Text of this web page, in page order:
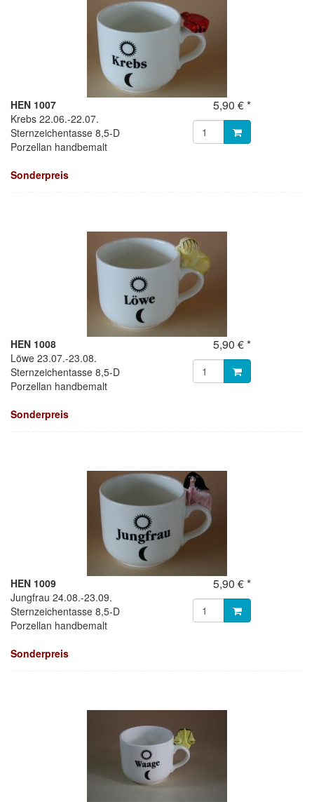
HEN 1007
Krebs 22.06.-22.07.
Sternzeichentasse 8,5-D
Porzellan handbemalt
Sonderpreis
5,90 € *
HEN 1008
Löwe 23.07.-23.08.
Sternzeichentasse 8,5-D
Porzellan handbemalt
Sonderpreis
5,90 € *
HEN 1009
Jungfrau 24.08.-23.09.
Sternzeichentasse 8,5-D
Porzellan handbemalt
Sonderpreis
5,90 € *